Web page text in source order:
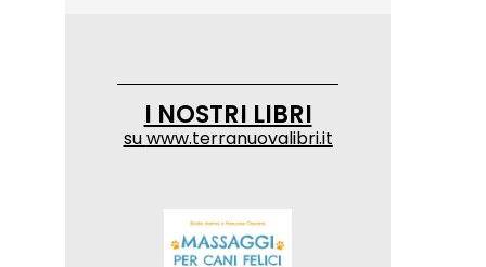
I NOSTRI LIBRI
suwww.terranuovalibri.it